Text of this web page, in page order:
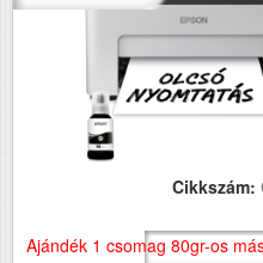
Cikkszám:
Ajándék 1 csomag 80gr-os